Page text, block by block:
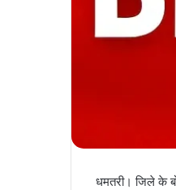
धमतरी। जिले के